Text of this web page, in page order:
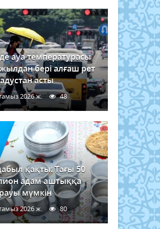
ауа температурасы
бері алғаш рет
асты
2026 ж. 48
қақты: Тағы 50
адам аштыққа
мүмкін
2026 ж. 80